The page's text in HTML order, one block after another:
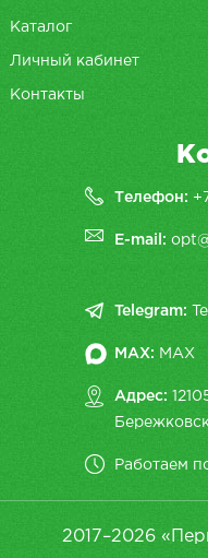
Каталог
Личный кабинет
Контакты
Телефон:
E-mail:
Telegram:
MAX: MAX
Адрес:
Работаем
2017–2026